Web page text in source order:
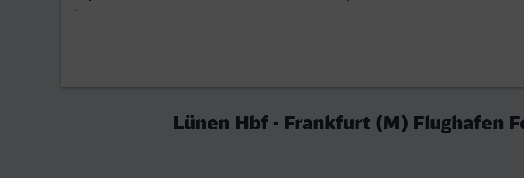
Lünen Hbf - Frankfurt (M) Flughafen